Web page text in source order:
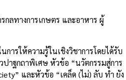
กลทางการเกษตร และอาหาร ผู้
ารให้ความรู้ในเชิงวิชาการโดยได้รับ
ปาฐกถาพิเศษ หัวข้อ “นวัตกรรมสู่การ
และหัวข้อ “เคล็ด (ไม่) ลับ ทำ ยัง